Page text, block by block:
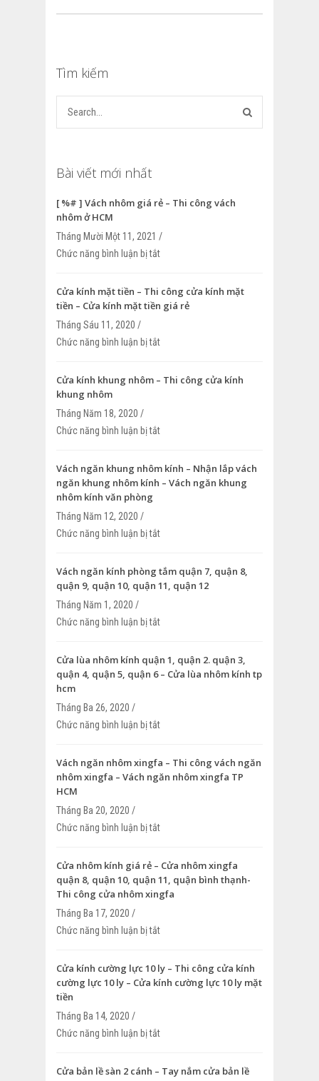
Tìm kiếm
Bài viết mới nhất
[ %# ] Vách nhôm giá rẻ – Thi công vách
nhôm ở HCM
Tháng Mười Một 11, 2021 /
Chức năng bình luận bị tắt
Cửa kính mặt tiền – Thi công cửa kính mặt
tiền – Cửa kính mặt tiền giá rẻ
Tháng Sáu 11, 2020 /
Chức năng bình luận bị tắt
Cửa kính khung nhôm – Thi công cửa kính
khung nhôm
Tháng Năm 18, 2020 /
Chức năng bình luận bị tắt
Vách ngăn khung nhôm kính – Nhận lắp vách
ngăn khung nhôm kính – Vách ngăn khung
nhôm kính văn phòng
Tháng Năm 12, 2020 /
Chức năng bình luận bị tắt
kính văn phòng
Vách ngăn kính phòng tắm quận 7, quận 8,
quận 9, quận 10, quận 11, quận 12
Tháng Năm 1, 2020 /
Chức năng bình luận bị tắt
Cửa lùa nhôm kính quận 1, quận 2. quận 3,
quận 4, quận 5, quận 6 – Cửa lùa nhôm kính tp
hcm
Tháng Ba 26, 2020 /
Chức năng bình luận bị tắt
Vách ngăn nhôm xingfa – Thi công vách ngăn
nhôm xingfa – Vách ngăn nhôm xingfa TP
HCM
Tháng Ba 20, 2020 /
Chức năng bình luận bị tắt
Cửa nhôm kính giá rẻ – Cửa nhôm xingfa
quận 8, quận 10, quận 11, quận bình thạnh-
Thi công cửa nhôm xingfa
Tháng Ba 17, 2020 /
Chức năng bình luận bị tắt
nhôm xingfa
Cửa kính cường lực 10 ly – Thi công cửa kính
cường lực 10 ly – Cửa kính cường lực 10 ly mặt
tiền
Tháng Ba 14, 2020 /
Chức năng bình luận bị tắt
Cửa bản lề sàn 2 cánh – Tay nắm cửa bản lề